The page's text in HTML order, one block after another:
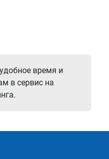
время и
в сервис на